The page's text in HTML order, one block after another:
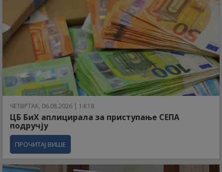
ЧЕТВРТАК, 06.08.2026 | 14:18
ЦБ БиХ аплицирала за приступање СЕПА
подручју
ПРОЧИТАЈ ВИШЕ